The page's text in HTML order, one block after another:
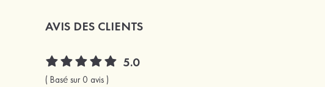
AVIS DES CLIENTS
5.0
( Basé sur 0 avis )